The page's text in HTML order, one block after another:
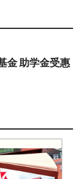
金 助学金受惠